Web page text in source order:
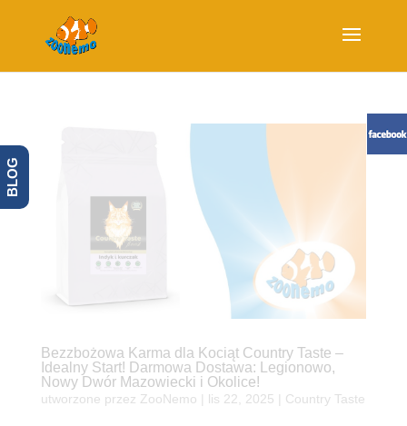
Bezzbożowa Karma dla Kociąt Country Taste –
Idealny Start! Darmowa Dostawa: Legionowo,
Nowy Dwór Mazowiecki i Okolice!
utworzone przez ZooNemo lis 22, 2025 Country Taste
BLOG